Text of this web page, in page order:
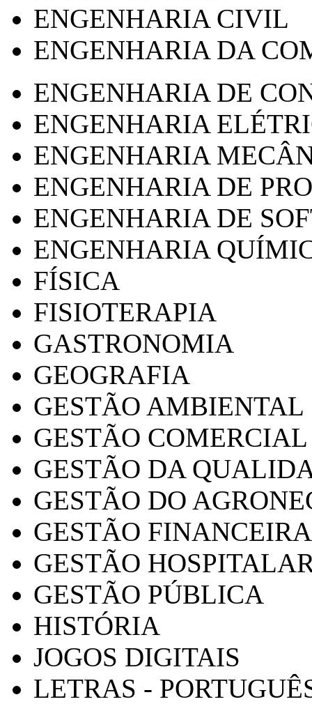
ENGENHARIA CIVIL
ENGENHARIA DA
ENGENHARIA DE
ENGENHARIA
ENGENHARIA
ENGENHARIA DE
ENGENHARIA DE
ENGENHARIA
FÍSICA
FISIOTERAPIA
GASTRONOMIA
GEOGRAFIA
GESTÃO AMBIENTAL
GESTÃO COMERCIAL
GESTÃO DA
GESTÃO DO
GESTÃO FINANCEIRA
GESTÃO
GESTÃO PÚBLICA
HISTÓRIA
JOGOS DIGITAIS
LETRAS -